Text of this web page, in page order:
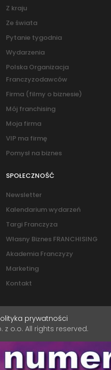
Z kraju
Ze świata
Pytanie tygodnia
Wydarzenia
Polska Organizacja
Franczyzodawców
Firma (filmy o biznesie)
Mój franchising
Moja firma
VIP ma firmę
Pomysł na biznes
SPOŁECZNOŚĆ
Newsletter
Kalendarium wydarzeń
Targi Franczyza
Własny Biznes FRANCHISING
Akademia Franczyzy
Marketing
Kontakt
prywatności
z o.o. All rights reserved.